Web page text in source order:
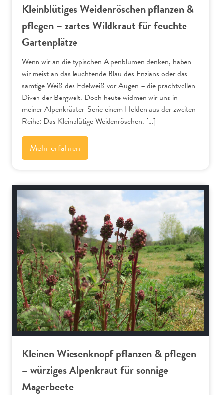
Kleinblütiges Weidenröschen pflanzen &
pflegen – zartes Wildkraut für feuchte
Gartenplätze
Wenn wir an die typischen Alpenblumen denken, haben
wir meist an das leuchtende Blau des Enzians oder das
samtige Weiß des Edelweiß vor Augen – die prachtvollen
Diven der Bergwelt. Doch heute widmen wir uns in
meiner Alpenkräuter-Serie einem Helden aus der zweiten
Reihe: Das Kleinblütige Weidenröschen. […]
Mehr erfahren
Alpenflora
Kleinen Wiesenknopf pflanzen & pflegen
– würziges Alpenkraut für sonnige
Magerbeete